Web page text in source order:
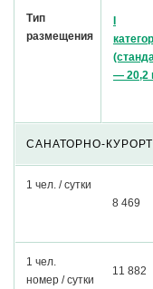
Тип
размещения
— 20,2
САНАТОРНО-
1 чел. / сутки
8 469
1 чел.
номер / сутки
11 882